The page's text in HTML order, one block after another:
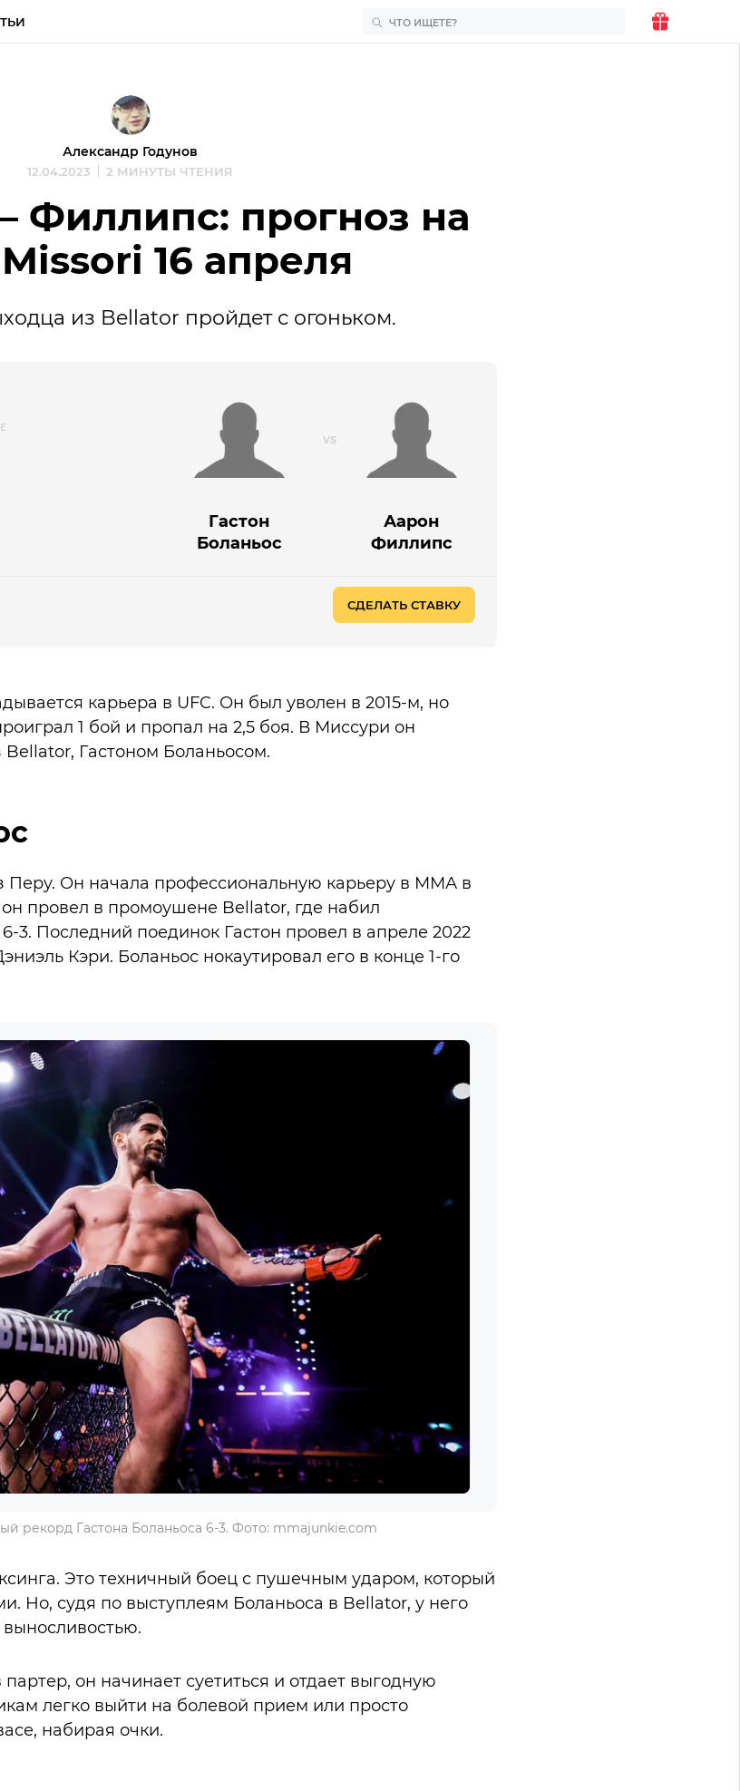
Александр Годунов
12.04.2023 2 МИНУТЫ ЧТЕНИЯ
Филлипс: прогноз на
16 апреля
из Bellator пройдет с огоньком.
Гастон
Боланьос
Аарон
Филлипс
СДЕЛАТЬ СТАВКУ
карьера в UFC. Он был уволен в 2015-м, но
1 бой и пропал на 2,5 боя. В Миссури он
Bellator, Гастоном Боланьосом.
Перу. Он начала профессиональную карьеру в ММА в
он провел в промоушене Bellator, где набил
3. Последний поединок Гастон провел в апреле 2022
Кэри. Боланьос нокаутировал его в конце 1-го
рекорд Гастона Боланьоса 6-3. Фото: mmajunkie.com
Это техничный боец с пушечным ударом, который
Но, судя по выступлеям Боланьоса в Bellator, у него
он начинает суетиться и отдает выгодную
легко выйти на болевой прием или просто
набирая очки.